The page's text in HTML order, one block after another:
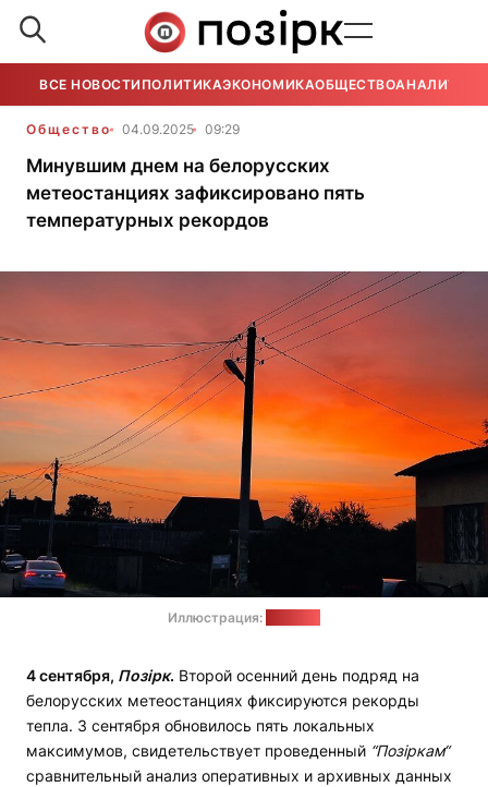
ВСЕ НОВОСТИ ПОЛИТИКАЭКОНОМИКАОБЩЕСТВОАНАЛИТИКА
Общество 04.09.2025 09:29
Минувшим днем на белорусских
метеостанциях зафиксировано пять
температурных рекордов
Иллюстрация:
4 сентября, Позірк. Второй осенний день подряд на
белорусских метеостанциях фиксируются рекорды
тепла. 3 сентября обновилось пять локальных
максимумов, свидетельствует проведенный “Позіркам“
сравнительный анализ оперативных и архивных данных